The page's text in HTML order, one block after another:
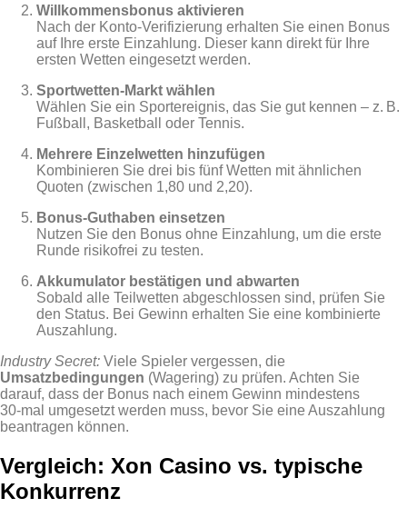
Willkommensbonus aktivieren
Nach der Konto‑Verifizierung erhalten Sie einen Bonus
auf Ihre erste Einzahlung. Dieser kann direkt für Ihre
ersten Wetten eingesetzt werden.
Sportwetten‑Markt wählen
Wählen Sie ein Sportereignis, das Sie gut kennen – z. B.
Fußball, Basketball oder Tennis.
Mehrere Einzelwetten hinzufügen
Kombinieren Sie drei bis fünf Wetten mit ähnlichen
Quoten (zwischen 1,80 und 2,20).
Bonus‑Guthaben einsetzen
Nutzen Sie den Bonus ohne Einzahlung, um die erste
Runde risikofrei zu testen.
Akkumulator bestätigen und abwarten
Sobald alle Teilwetten abgeschlossen sind, prüfen Sie
den Status. Bei Gewinn erhalten Sie eine kombinierte
Auszahlung.
Industry Secret: Viele Spieler vergessen, die
Umsatzbedingungen (Wagering) zu prüfen. Achten Sie
darauf, dass der Bonus nach einem Gewinn mindestens
30‑mal umgesetzt werden muss, bevor Sie eine Auszahlung
beantragen können.
Vergleich: Xon Casino vs. typische
Konkurrenz